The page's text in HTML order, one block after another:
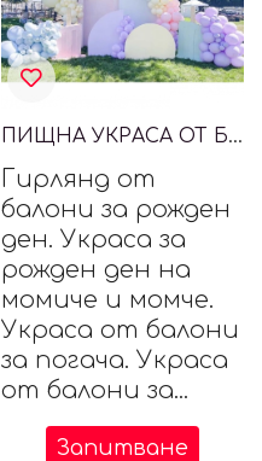
ПИЩНА УКРАСА ОТ БАЛОНИ
Гирлянд от
балони за рожден
ден. Украса за
рожден ден на
момиче и момче.
Украса от балони
за погача. Украса
от балони за...
Запитване